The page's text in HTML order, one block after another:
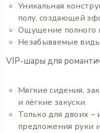
Уникальная
полу, создающей
Ощущение полного
Незабываемые
VIP-шары для
Мягкие сидения,
и лёгкие закуски.
Только для двоих –
предложения руки